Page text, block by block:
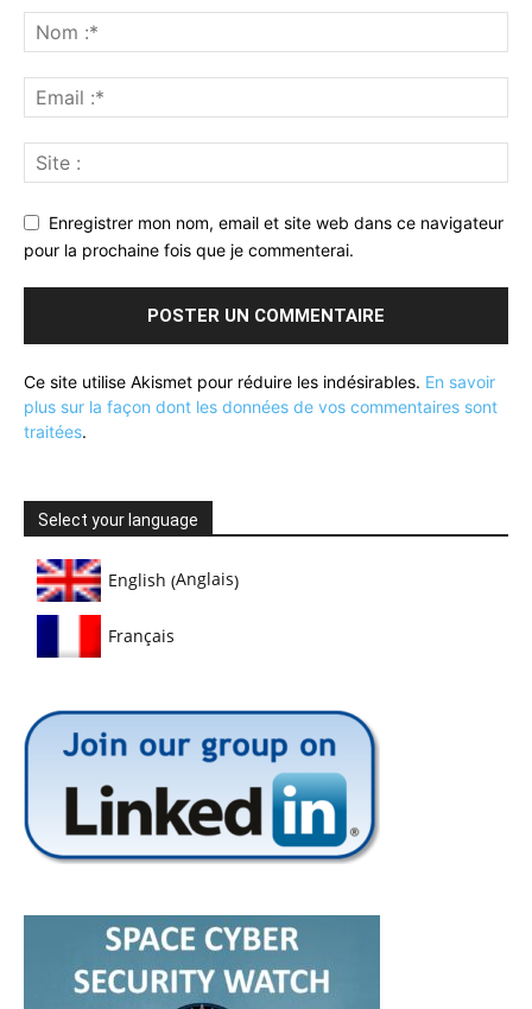
Enregistrer mon nom, email et site web dans ce navigateur
pour la prochaine fois que je commenterai.
Ce site utilise Akismet pour réduire les indésirables. En savoir
plus sur la façon dont les données de vos commentaires sont
traitées.
Select your language
English (Anglais)
Français